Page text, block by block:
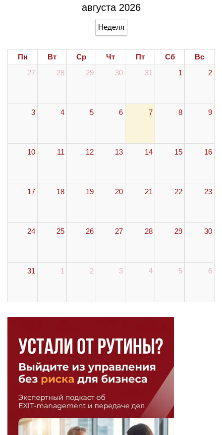
августа 2026
Неделя
Пн Вт Ср Чт Пт Сб
Вс
27
28 29 30 31 1 2
3 4 5 6 7 8 9
10 11 12 13 14 15 16
17 18 19 20 21 22 23
24 25 26 27 28 29 30
31 1 2 3 4 5 6